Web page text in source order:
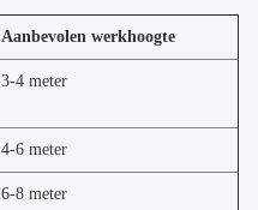
Aanbevolen werkhoogte
3-4 meter
4-6 meter
6-8 meter